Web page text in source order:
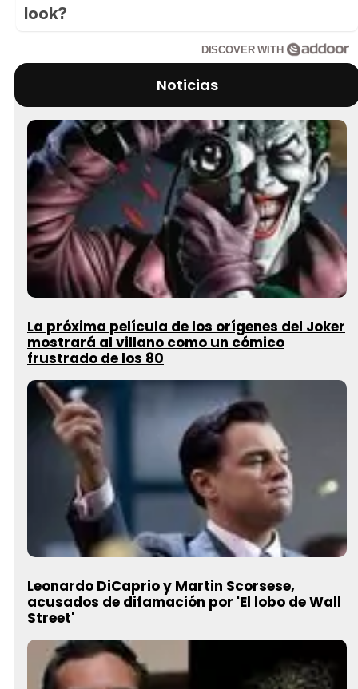
look?
DISCOVER WITH
Noticias
La próxima película de los orígenes del Joker
mostrará al villano como un cómico
frustrado de los 80
Leonardo DiCaprio y Martin Scorsese,
acusados de difamación por 'El lobo de Wall
Street'